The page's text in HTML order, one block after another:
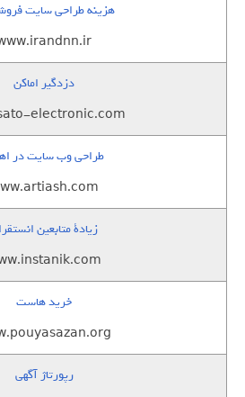
هزینه طراحی سایت
دزدگیر اماکن
electronic.com
طراحی وب سایت در
زيادة متابعين
خرید هاست
رپورتاژ آگهی